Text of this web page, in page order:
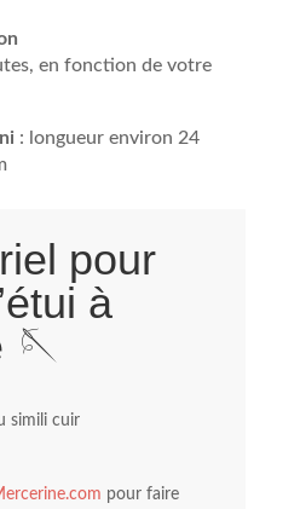
en fonction de votre
: longueur environ 24
pour
à
🪡
simili cuir
pour faire